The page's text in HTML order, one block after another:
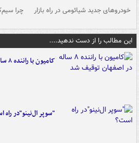
خودروهای جدید شیائومی در راه بازار چرا
این مطالب را از دست ندهید....
کامیون با راننده ۸ ساله در اصفهان توقیف شد
"سوپر ال‌نینو"در